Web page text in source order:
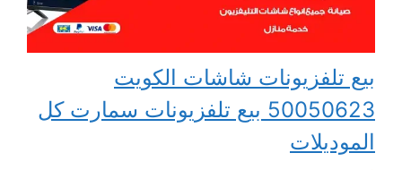
بيع تلفزيونات شاشات الكويت
50050623 بيع تلفزيونات سمارت كل
الموديلات